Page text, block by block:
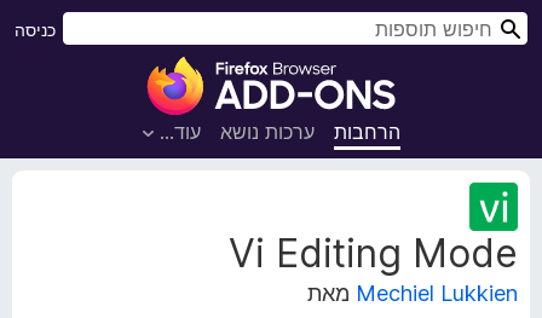
ת
ס
פ
הרחבות ערכות נושא עוד…
כניסה
Vi Editing Mode
Mechiel Lukkien מאת
נ
ת
ו
נ
י